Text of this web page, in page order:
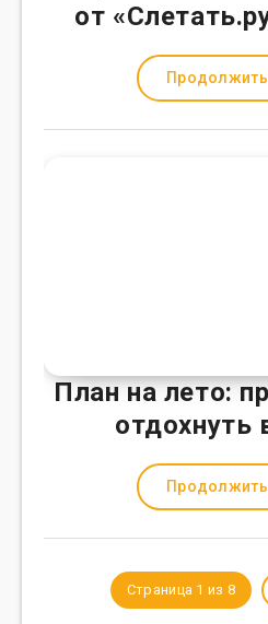
от
Продолжить
План на лето:
отдохнуть
Продолжить
Страница 1 из 8